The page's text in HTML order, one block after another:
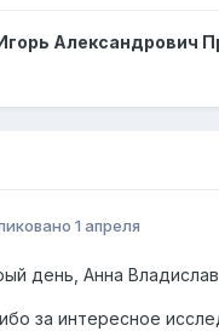
Александрович
1 апреля
день, Анна
за интересное